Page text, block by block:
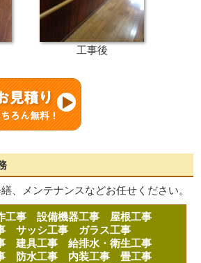
工事後
、メンテナンスなどお任せください。
作工事設備機器工事 屋根工事
事サッシ工事 ガラス工事
事建具工事給排水・衛生工事
防水工事 内装工事畳工事